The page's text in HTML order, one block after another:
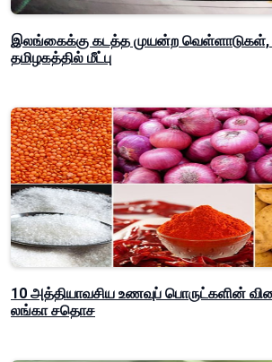
இலங்கைக்கு கடத்த முயன்ற வெள்ளாடுகள்,
தமிழகத்தில் மீட்பு
10 அத்தியாவசிய உணவுப் பொருட்களின்
லங்கா சதொச